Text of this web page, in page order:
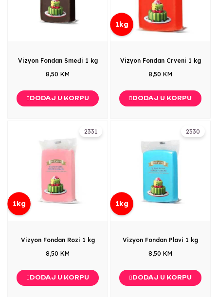
Vizyon Fondan Smeđi 1 kg
8,50 KM
DODAJ U KORPU
1kg
Vizyon Fondan Crveni 1 kg
8,50 KM
DODAJ U KORPU
2331
1kg
Vizyon Fondan Rozi 1 kg
8,50 KM
DODAJ U KORPU
2330
1kg
Vizyon Fondan Plavi 1 kg
8,50 KM
DODAJ U KORPU